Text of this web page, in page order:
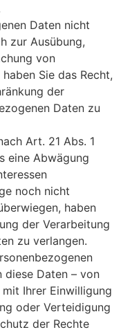
Daten nicht
zur Ausübung,
von
Sie das Recht,
der
Daten zu
Art. 21 Abs. 1
eine Abwägung
noch nicht
haben
der Verarbeitung
zu verlangen.
diese Daten – von
Ihrer Einwilligung
oder Verteidigung
der Rechte